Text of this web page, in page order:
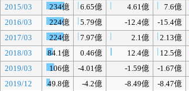
2015/03
234億 6.65億 4.61億 7.6億
2016/03
224億 5.79億 -12.4億 -15.4億
2017/03
224億 7.97億 2.1億 2.13億
2018/03
84.1億 0.46億 12.4億 12.5億
2019/03
106億 -4.01億 -1.59億 -1.67億
2019/12
49.8億 -4.2億 -8.49億 -8.47億